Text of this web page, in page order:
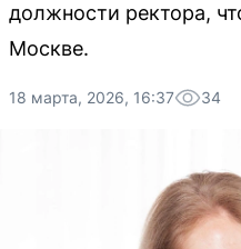
должности ректора,
Москве.
18 марта, 2026, 16:37 34